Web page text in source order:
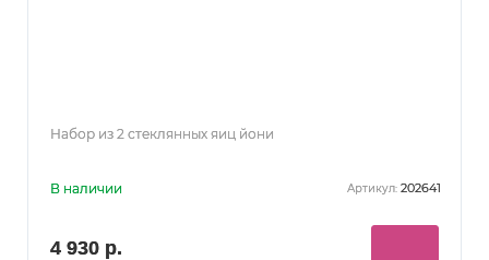
Набор из 2 стеклянных яиц йони
В наличии Артикул: 202641
4 930 р.